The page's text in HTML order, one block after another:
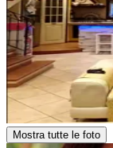
Mostra tutte le foto